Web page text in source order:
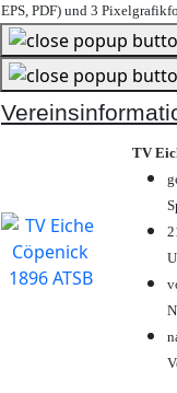
EPS, PDF) und 3
TV